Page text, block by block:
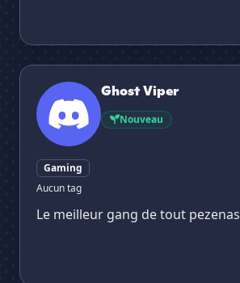
Ghost Viper
Ghost Viper
Nouveau
Gaming
Aucun tag
Le meilleur gang de tout pezenas